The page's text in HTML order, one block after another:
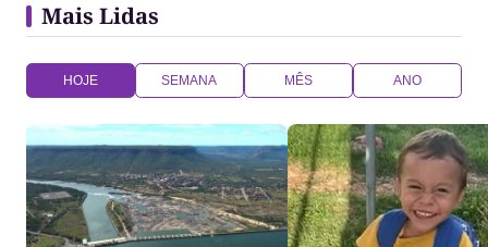
Mais Lidas
HOJE SEMANA MÊS ANO